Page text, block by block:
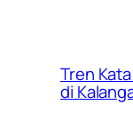
Tren
di